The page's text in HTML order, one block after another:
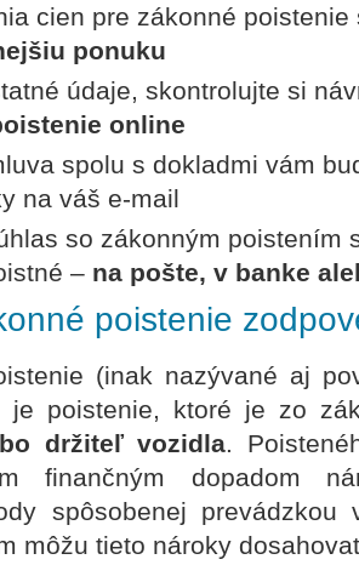
cien pre zákonné poistenie
ponuku
údaje, skontrolujte si
online
spolu s dokladmi vám
na váš e-mail
so zákonným poistením
– na pošte, v banke
poistenie
(inak nazývané aj
je poistenie, ktoré je zo
držiteľ vozidla.
finančným dopadom
spôsobenej prevádzkou
môžu tieto nároky